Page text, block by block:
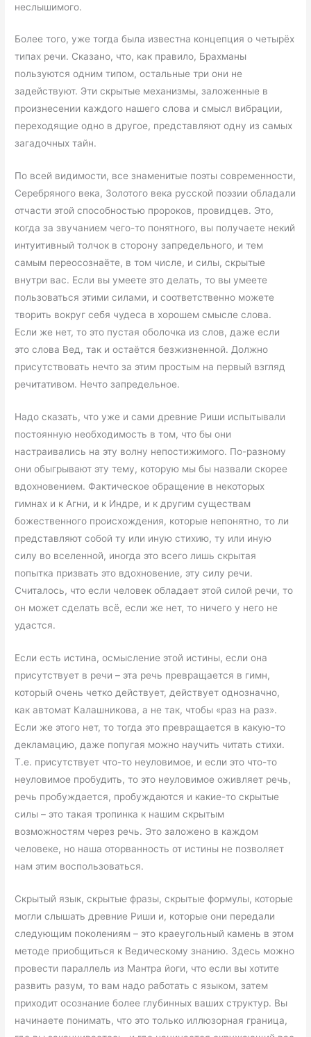
неслышимого.
Более того, уже тогда была известна концепция о четырёх
типах речи. Сказано, что, как правило, Брахманы
пользуются одним типом, остальные три они не
задействуют. Эти скрытые механизмы, заложенные в
произнесении каждого нашего слова и смысл вибрации,
переходящие одно в другое, представляют одну из самых
загадочных тайн.
По всей видимости, все знаменитые поэты современности,
Серебряного века, Золотого века русской поэзии обладали
отчасти этой способностью пророков, провидцев. Это,
когда за звучанием чего-то понятного, вы получаете некий
интуитивный толчок в сторону запредельного, и тем
самым переосознаёте, в том числе, и силы, скрытые
внутри вас. Если вы умеете это делать, то вы умеете
пользоваться этими силами, и соответственно можете
творить вокруг себя чудеса в хорошем смысле слова.
Если же нет, то это пустая оболочка из слов, даже если
это слова Вед, так и остаётся безжизненной. Должно
присутствовать нечто за этим простым на первый взгляд
речитативом. Нечто запредельное.
Надо сказать, что уже и сами древние Риши испытывали
постоянную необходимость в том, что бы они
настраивались на эту волну непостижимого. По-разному
они обыгрывают эту тему, которую мы бы назвали скорее
вдохновением. Фактическое обращение в некоторых
гимнах и к Агни, и к Индре, и к другим существам
божественного происхождения, которые непонятно, то ли
представляют собой ту или иную стихию, ту или иную
силу во вселенной, иногда это всего лишь скрытая
попытка призвать это вдохновение, эту силу речи.
Считалось, что если человек обладает этой силой речи, то
он может сделать всё, если же нет, то ничего у него не
удастся.
Если есть истина, осмысление этой истины, если она
присутствует в речи – эта речь превращается в гимн,
который очень четко действует, действует однозначно,
как автомат Калашникова, а не так, чтобы «раз на раз».
Если же этого нет, то тогда это превращается в какую-то
декламацию, даже попугая можно научить читать стихи.
Т.е. присутствует что-то неуловимое, и если это что-то
неуловимое пробудить, то это неуловимое оживляет речь,
речь пробуждается, пробуждаются и какие-то скрытые
силы – это такая тропинка к нашим скрытым
возможностям через речь. Это заложено в каждом
человеке, но наша оторванность от истины не позволяет
нам этим воспользоваться.
Скрытый язык, скрытые фразы, скрытые формулы, которые
могли слышать древние Риши и, которые они передали
следующим поколениям – это краеугольный камень в этом
методе приобщиться к Ведическому знанию. Здесь можно
провести параллель из Мантра йоги, что если вы хотите
развить разум, то вам надо работать с языком, затем
приходит осознание более глубинных ваших структур. Вы
начинаете понимать, что это только иллюзорная граница,